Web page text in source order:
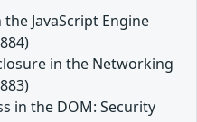
JavaScript Engine
in the Networking
in the DOM: Security